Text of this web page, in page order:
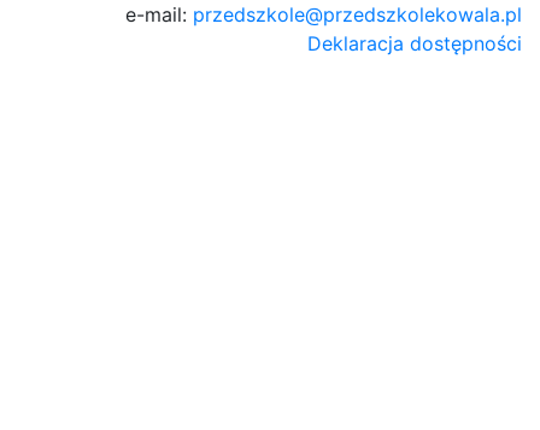
e-mail: przedszkole@przedszkolekowala.pl
Deklaracja dostępności